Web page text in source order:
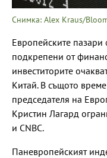
Снимка: Alex Kraus/
Европейските пазари
подкрепени от
инвеститорите
Китай. В същото
председателя на
Кристин Лагард
и CNBC.
Паневропейският